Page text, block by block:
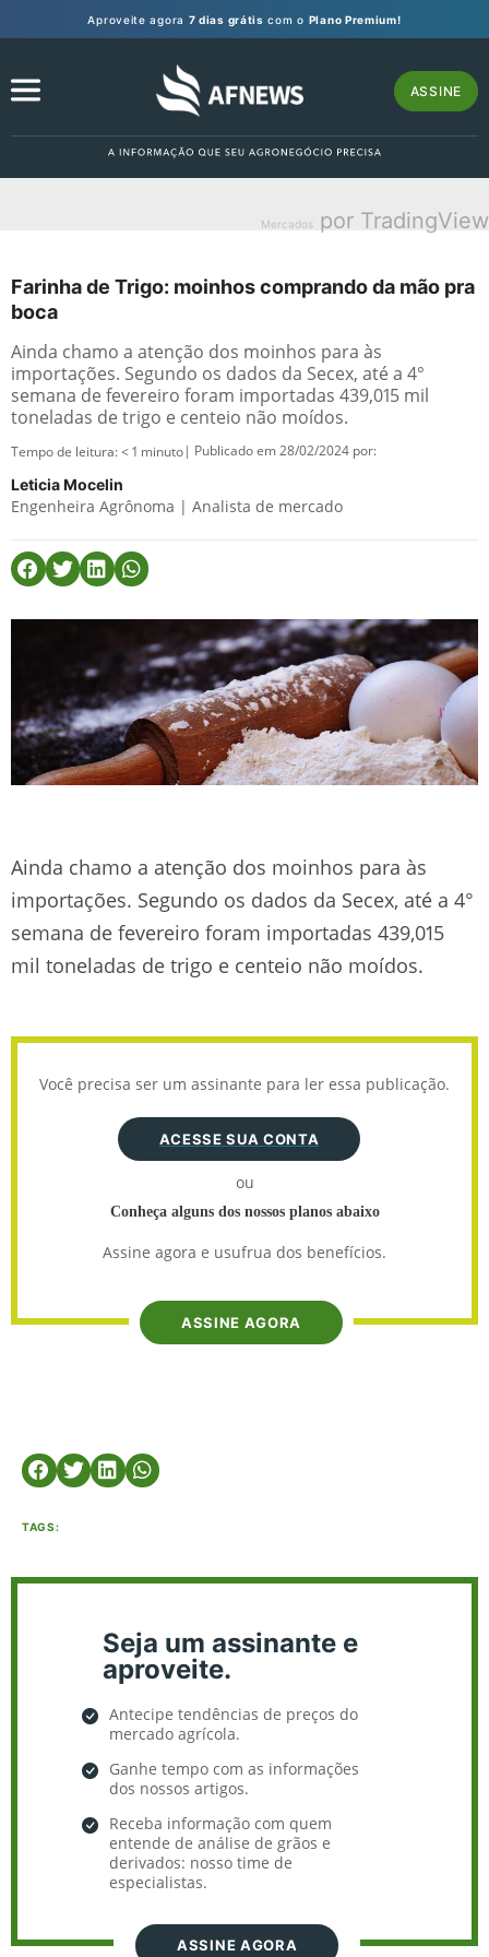
Aproveite agora 7 dias grátis com o Plano Premium!
ASSINE
Mercados por TradingView
Farinha de Trigo: moinhos comprando da mão pra
boca
Ainda chamo a atenção dos moinhos para às
importações. Segundo os dados da Secex, até a 4°
semana de fevereiro foram importadas 439,015 mil
toneladas de trigo e centeio não moídos.
Tempo de leitura:< 1 minuto| Publicado em 28/02/2024 por:
Leticia Mocelin
Engenheira Agrônoma | Analista de mercado
Ainda chamo a atenção dos moinhos para às
importações. Segundo os dados da Secex, até a 4°
semana de fevereiro foram importadas 439,015
mil toneladas de trigo e centeio não moídos.
Você precisa ser um assinante para ler essa publicação.
ACESSE SUA CONTA
ou
Conheça alguns dos nossos planos abaixo
Assine agora e usufrua dos benefícios.
ASSINE AGORA
TAGS:
Seja um assinante e
aproveite.
Antecipe tendências de preços do
mercado agrícola.
Ganhe tempo com as informações
dos nossos artigos.
Receba informação com quem
entende de análise de grãos e
derivados: nosso time de
especialistas.
ASSINE AGORA